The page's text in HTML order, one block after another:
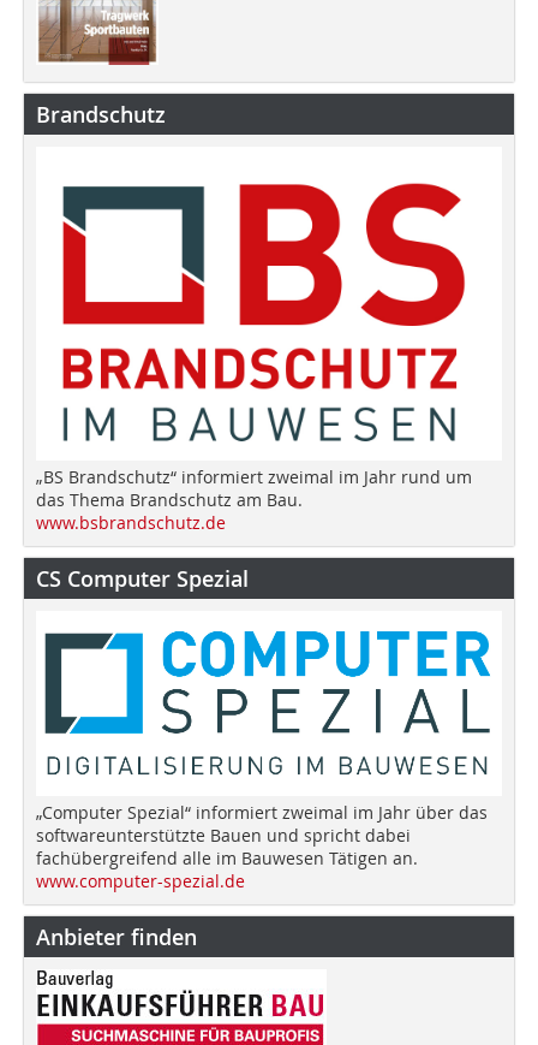
Brandschutz
„BS Brandschutz“ informiert zweimal im Jahr rund um
das Thema Brandschutz am Bau.
www.bsbrandschutz.de
CS Computer Spezial
„Computer Spezial“ informiert zweimal im Jahr über das
softwareunterstützte Bauen und spricht dabei
fachübergreifend alle im Bauwesen Tätigen an.
www.computer-spezial.de
Anbieter finden